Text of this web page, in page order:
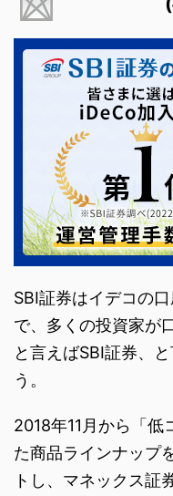
SBI証券はイデコの
で、多くの投資家が
と言えばSBI証券、
う。
2018年11月から「低
た商品ラインナップ
トし、マネックス証